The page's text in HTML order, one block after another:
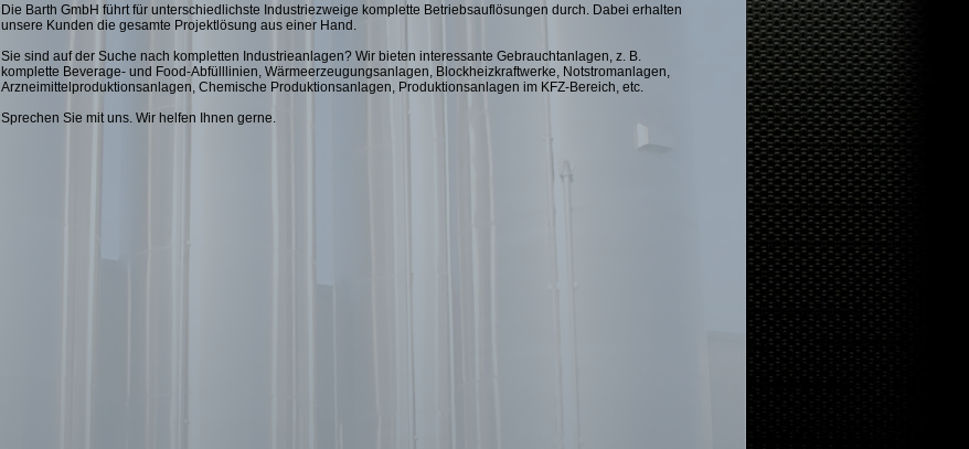
Die Barth GmbH führt für unterschiedlichste Industriezweige komplette Betriebsauflösungen durch. Dabei erhalten
unsere Kunden die gesamte Projektlösung aus einer Hand.
Sie sind auf der Suche nach kompletten Industrieanlagen? Wir bieten interessante Gebrauchtanlagen, z. B.
komplette Beverage- und Food-Abfülllinien, Wärmeerzeugungsanlagen, Blockheizkraftwerke, Notstromanlagen,
Arzneimittelproduktionsanlagen, Chemische Produktionsanlagen, Produktionsanlagen im KFZ-Bereich, etc.
Sprechen Sie mit uns. Wir helfen Ihnen gerne.